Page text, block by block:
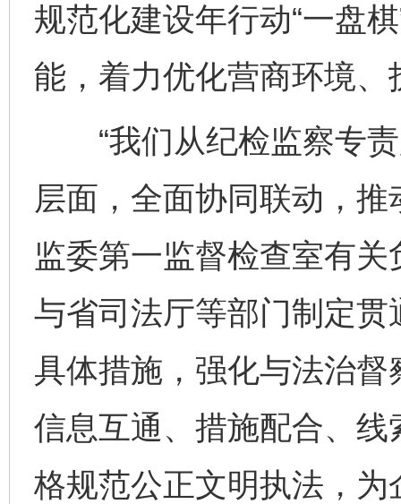
规范化建设年行动“一盘
能，着力优化营商环境、
“我们从纪检监察专责
层面，全面协同联动，
监委第一监督检查室有
与省司法厅等部门制定
具体措施，强化与法治
信息互通、措施配合、
格规范公正文明执法，